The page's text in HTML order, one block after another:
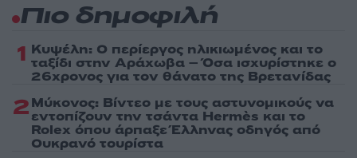
Πιο δημοφιλή
1 Κυψέλη: Ο περίεργος ηλικιωμένος και το
ταξίδι στην Αράχωβα – Όσα ισχυρίστηκε ο
26χρονος για τον θάνατο της Βρετανίδας
2Μύκονος: Βίντεο με τους αστυνομικούς να
εντοπίζουν την τσάντα Hermès και το
Rolex όπου άρπαξε Έλληνας οδηγός από
Ουκρανό τουρίστα